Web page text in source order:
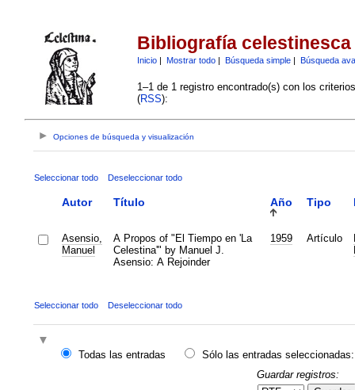
Bibliografía celestinesca
Inicio| Mostrar todo| Búsqueda simple| Búsqueda
1–1 de 1 registro encontrado(s) con los
(RSS):
Opciones de búsqueda y visualización
Seleccionar todo Deseleccionar todo
Autor Título Año Tipo
Asensio,
Manuel
A Propos of "El Tiempo en 'La
Celestina'" by Manuel J.
Asensio: A Rejoinder
1959 Artículo
Seleccionar todo Deseleccionar todo
Todas las entradas
Sólo las entradas seleccionadas:
Guardar registros: